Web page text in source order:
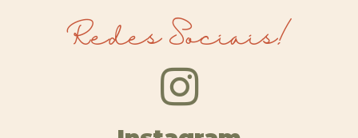
Redes Sociais!